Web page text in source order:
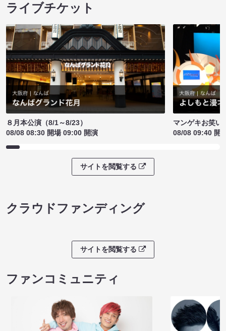
ライブチケット
８月本公演（8/1～8/23）
08/08 08:30 開場 09:00 開演
マンゲキお笑い
08/08 09:40 開
サイトを閲覧する
クラウドファンディング
サイトを閲覧する
ファンコミュニティ